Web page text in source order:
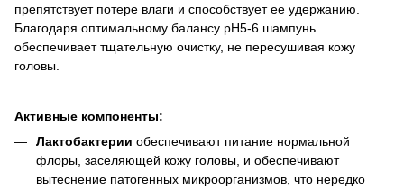
препятствует потере влаги и способствует ее удержанию.
Благодаря оптимальному балансу pH5-6 шампунь
обеспечивает тщательную очистку, не пересушивая кожу
головы.
Активные компоненты:
Лактобактерии обеспечивают питание нормальной
флоры, заселяющей кожу головы, и обеспечивают
вытеснение патогенных микроорганизмов, что нередко